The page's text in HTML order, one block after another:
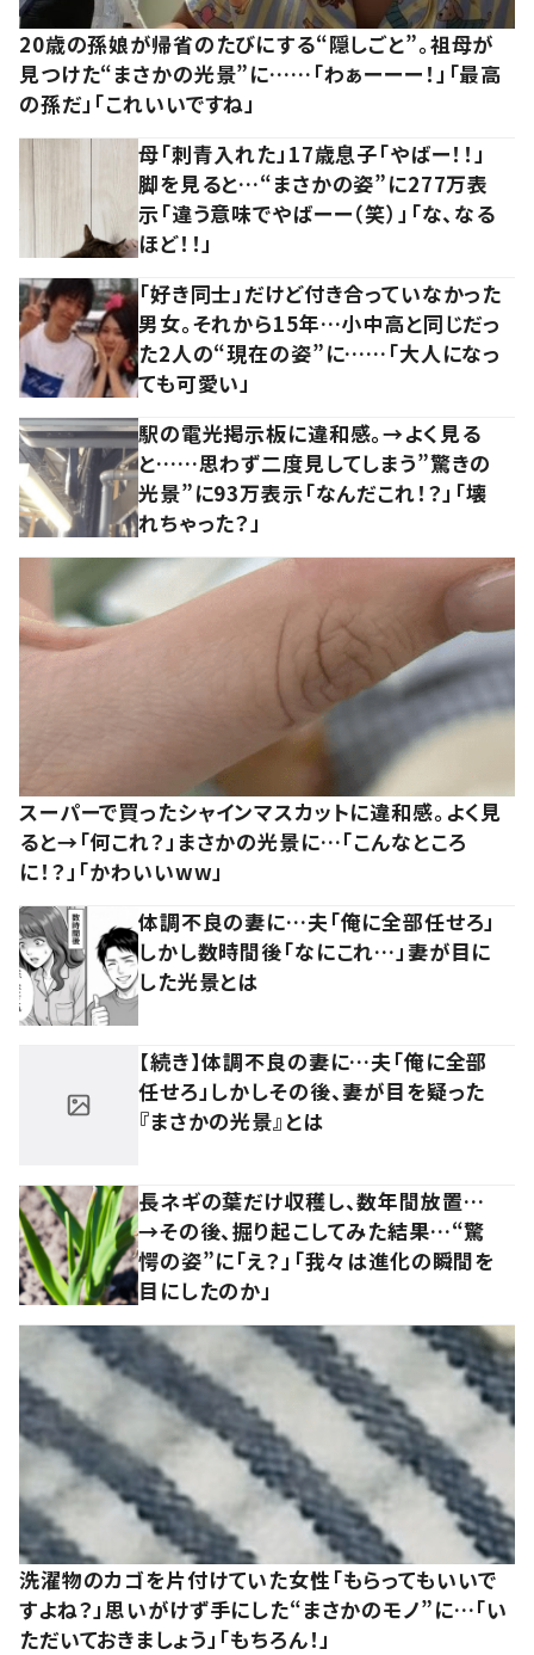
20歳の孫娘が帰省のたびにする“隠しごと”。祖母が
見つけた“まさかの光景”に……「わぁーーー！」「最高
の孫だ」「これいいですね」
母「刺青入れた」17歳息子「やばー！！」
脚を見ると…“まさかの姿”に277万表
示「違う意味でやばーー（笑）」「な、なる
ほど！！」
「好き同士」だけど付き合っていなかった
男女。それから15年…小中高と同じだっ
た2人の“現在の姿”に……「大人になっ
ても可愛い」
駅の電光掲示板に違和感。→よく見る
と……思わず二度見してしまう”驚きの
光景”に93万表示「なんだこれ！？」「壊
れちゃった？」
スーパーで買ったシャインマスカットに違和感。よく見
ると→「何これ？」まさかの光景に…「こんなところ
に！？」「かわいいww」
体調不良の妻に…夫「俺に全部任せろ」
しかし数時間後「なにこれ…」妻が目に
した光景とは
【続き】体調不良の妻に…夫「俺に全部
任せろ」しかしその後、妻が目を疑った
『まさかの光景』とは
長ネギの葉だけ収穫し、数年間放置…
→その後、掘り起こしてみた結果…“驚
愕の姿”に「え？」「我々は進化の瞬間を
目にしたのか」
洗濯物のカゴを片付けていた女性「もらってもいいで
すよね？」思いがけず手にした“まさかのモノ”に…「い
ただいておきましょう」「もちろん！」